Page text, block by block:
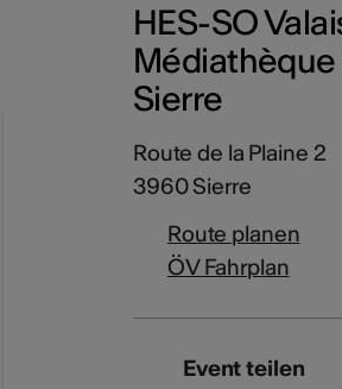
HES-SO
Médiathèque
Sierre
Route de la Plaine 2
3960 Sierre
Route planen
ÖV Fahrplan
Event teilen